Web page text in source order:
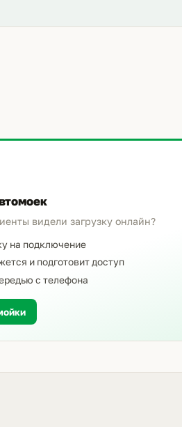
видели загрузку онлайн?
на подключение
и подготовит доступ
с телефона